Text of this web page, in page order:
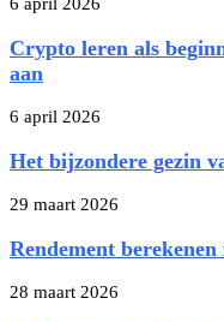
Crypto leren als
aan
6 april 2026
Het bijzondere gezin
29 maart 2026
Rendement
28 maart 2026